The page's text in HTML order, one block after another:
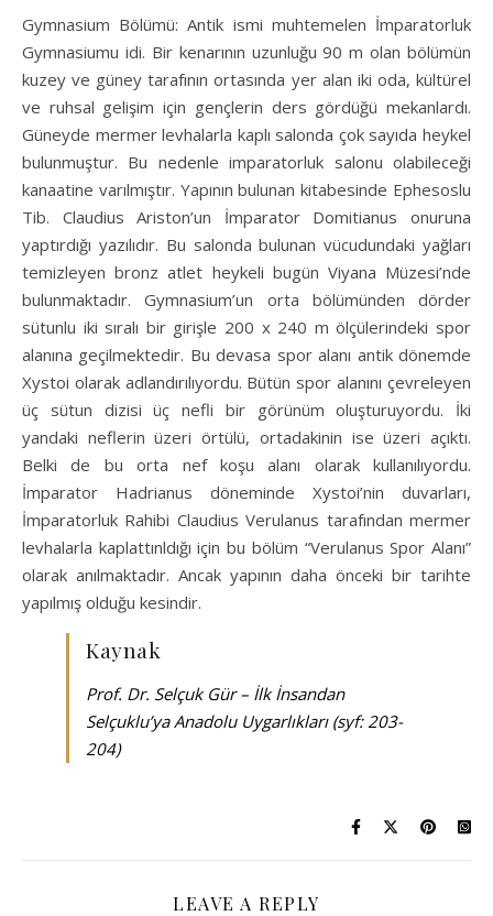
Gymnasium Bölümü: Antik ismi muhtemelen İmparatorluk
Gymnasiumu idi. Bir kenarının uzunluğu 90 m olan bölümün
kuzey ve güney tarafının ortasında yer alan iki oda, kültürel
ve ruhsal gelişim için gençlerin ders gördüğü mekanlardı.
Güneyde mermer levhalarla kaplı salonda çok sayıda heykel
bulunmuştur. Bu nedenle imparatorluk salonu olabileceği
kanaatine varılmıştır. Yapının bulunan kitabesinde Ephesoslu
Tib. Claudius Ariston’un İmparator Domitianus onuruna
yaptırdığı yazılıdır. Bu salonda bulunan vücudundaki yağları
temizleyen bronz atlet heykeli bugün Viyana Müzesi’nde
bulunmaktadır. Gymnasium’un orta bölümünden dörder
sütunlu iki sıralı bir girişle 200 x 240 m ölçülerindeki spor
alanına geçilmektedir. Bu devasa spor alanı antik dönemde
Xystoi olarak adlandırılıyordu. Bütün spor alanını çevreleyen
üç sütun dizisi üç nefli bir görünüm oluşturuyordu. İki
yandaki neflerin üzeri örtülü, ortadakinin ise üzeri açıktı.
Belki de bu orta nef koşu alanı olarak kullanılıyordu.
İmparator Hadrianus döneminde Xystoi’nin duvarları,
İmparatorluk Rahibi Claudius Verulanus tarafından mermer
levhalarla kaplattınldığı için bu bölüm “Verulanus Spor Alanı”
olarak anılmaktadır. Ancak yapının daha önceki bir tarihte
yapılmış olduğu kesindir.
Kaynak
Prof. Dr. Selçuk Gür – İlk İnsandan
Selçuklu’ya Anadolu Uygarlıkları (syf: 203-
204)
LEAVE A REPLY